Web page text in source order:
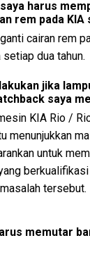
harus
rem pada KIA
cairan rem
dua tahun.
jika
saya
KIA Rio /
menunjukkan
untuk
tersebut.
memutar